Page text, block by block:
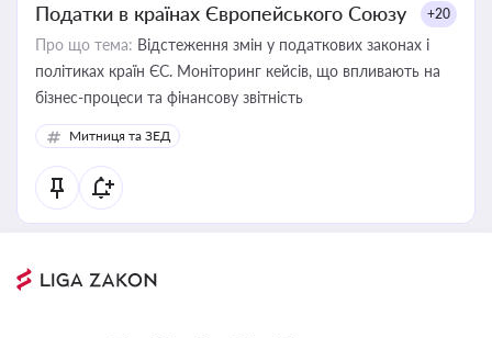
Податки в країнах Європейського Союзу +20
Про що тема: Відстеження змін у податкових законах і
політиках країн ЄС. Моніторинг кейсів, що впливають на
бізнес-процеси та фінансову звітність
Митниця та ЗЕД